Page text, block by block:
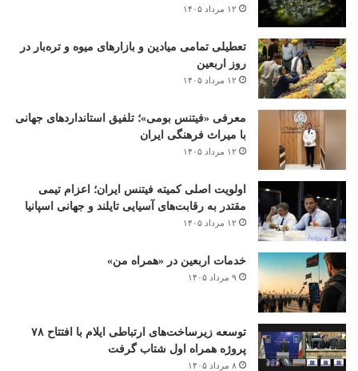
۱۲ مرداد ۱۴۰۵
تعطیلی تمامی میادین و بازارهای میوه و تره‌بار در
روز اربعین
۱۲ مرداد ۱۴۰۵
معرفی «فیتنس بومی»؛ تلفیق استانداردهای جهانی
با میراث فرهنگی ایران
۱۲ مرداد ۱۴۰۵
اولویت اصلی کمیته فیتنس ایران؛ اعزام تیمی
مقتدر به رقابت‌های آسیایی تایلند و جهانی اسپانیا
۱۲ مرداد ۱۴۰۵
خدمات اربعین در «همراه من»
۹ مرداد ۱۴۰۵
توسعه زیرساخت‌های ارتباطی ایلام با افتتاح ۷۸
پروژه همراه اول شتاب گرفت
۸ مرداد ۱۴۰۵